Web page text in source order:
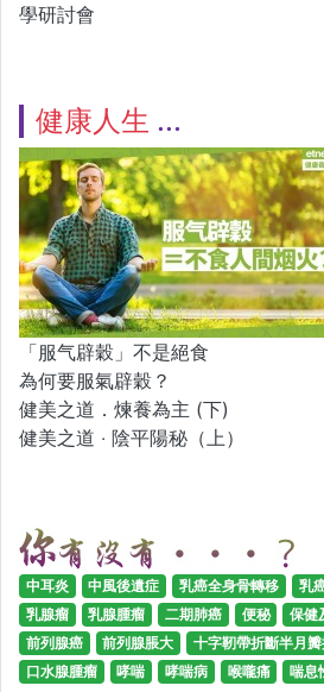
學研討會
健康人生
「服气辟穀」不是絕食
為何要服氣辟穀？
健美之道．煉養為主 (下)
健美之道 ‧ 陰平陽秘（上）
中耳炎 中風後遺症 乳癌全身骨轉移 乳
乳腺瘤
乳腺腫瘤 二期肺癌 便秘 保健
前列腺癌
前列腺脹大 十字靭帶折斷半月
口水腺腫瘤
哮喘 哮喘病 喉嚨痛 喘息